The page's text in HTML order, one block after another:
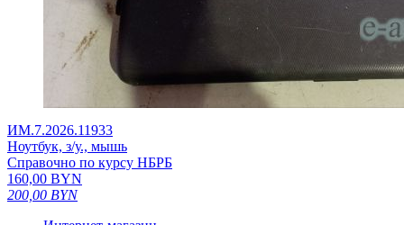
ИМ.7.2026.11933
Ноутбук, з/у., мышь
Справочно по курсу НБРБ
160,00 BYN
200,00 BYN